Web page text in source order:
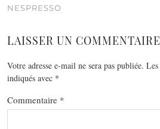
NESPRESSO
LAISSER UN COMMENTAIRE
Votre adresse e-mail ne sera pas publiée.
indiqués avec *
Commentaire *